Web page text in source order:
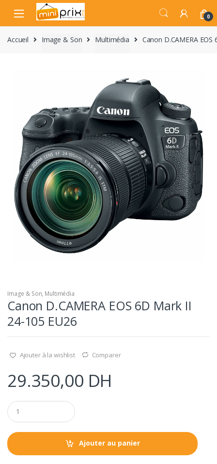
navigation
content
0
Accueil Image & Son Multimédia Canon D.CAMERA
Image & Son, Multimédia
Canon D.CAMERA EOS 6D Mark II
24-105 EU26
Ajouter à la wishlist Comparer
29.350,00 DH
Q
u
a
t
i
Ajouter au panier